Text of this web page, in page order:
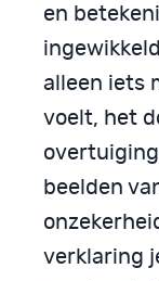
en
alleen iets
voelt, het
beelden
verklaring